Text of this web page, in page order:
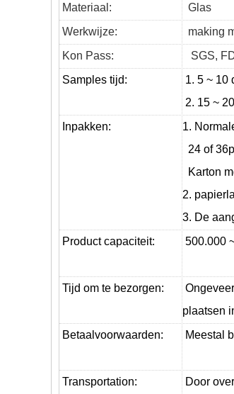
Materiaal:
Glas
Werkwijze:
making
Kon Pass:
SGS,
Samples tijd:
1. 5 ~ 10
2. 15 ~
Inpakken:
1.
24 of
Karton
2.
3. De
Product capaciteit:
500.000
Tijd om te bezorgen:
plaatsen
Betaalvoorwaarden:
Meestal
Transportation: Door